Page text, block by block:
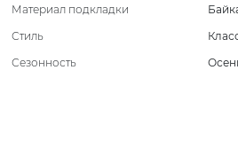
Материал подкладки
Стиль
Сезонность